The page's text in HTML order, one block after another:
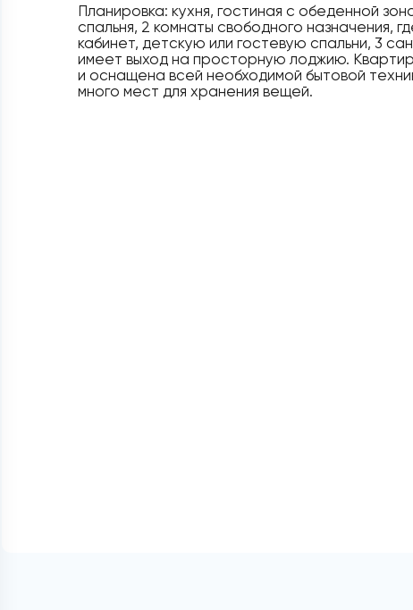
Планировка: кухня, гостиная с обеденной
спальня, 2 комнаты свободного назначения,
кабинет, детскую или гостевую спальни, 3
имеет выход на просторную лоджию.
и оснащена всей необходимой бытовой
много мест для хранения вещей.